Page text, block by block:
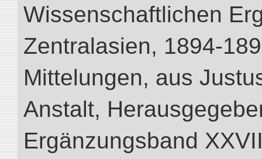
Wissenschaftlichen
Zentralasien, 1894-
Mittelungen, aus
Anstalt,
Ergänzungsband